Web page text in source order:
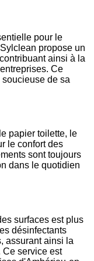
pour le
propose un
ainsi à la
Ce
de sa
papier toilette, le
le confort des
sont toujours
dans le quotidien
surfaces est plus
désinfectants
assurant ainsi la
Ce service est